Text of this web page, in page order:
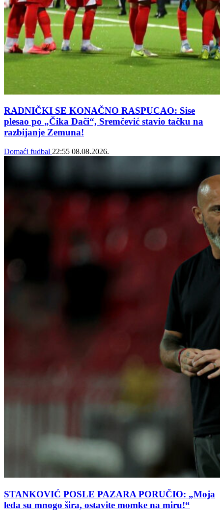
RADNIČKI SE KONAČNO RASPUCAO: Sise
plesao po „Čika Dači“, Sremčević stavio tačku na
razbijanje Zemuna!
Domaći fudbal 22:55 08.08.2026.
STANKOVIĆ POSLE PAZARA PORUČIO: „Moja
leđa su mnogo šira, ostavite momke na miru!“